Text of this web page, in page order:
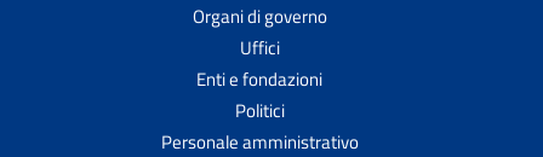
Organi di governo
Uffici
Enti e fondazioni
Politici
Personale amministrativo